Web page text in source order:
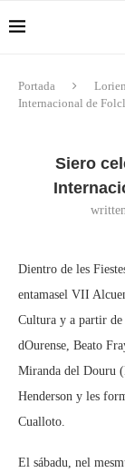
Portada
Internacional de
Siero
Dientro de les
entamasel VII
Cultura y a partir
dOurense, Beato
Miranda del Douru
Henderson y les
Cualloto.
El sábadu, nel